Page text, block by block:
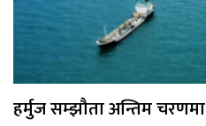
हर्मुज सम्झौता अन्तिम चरणमा